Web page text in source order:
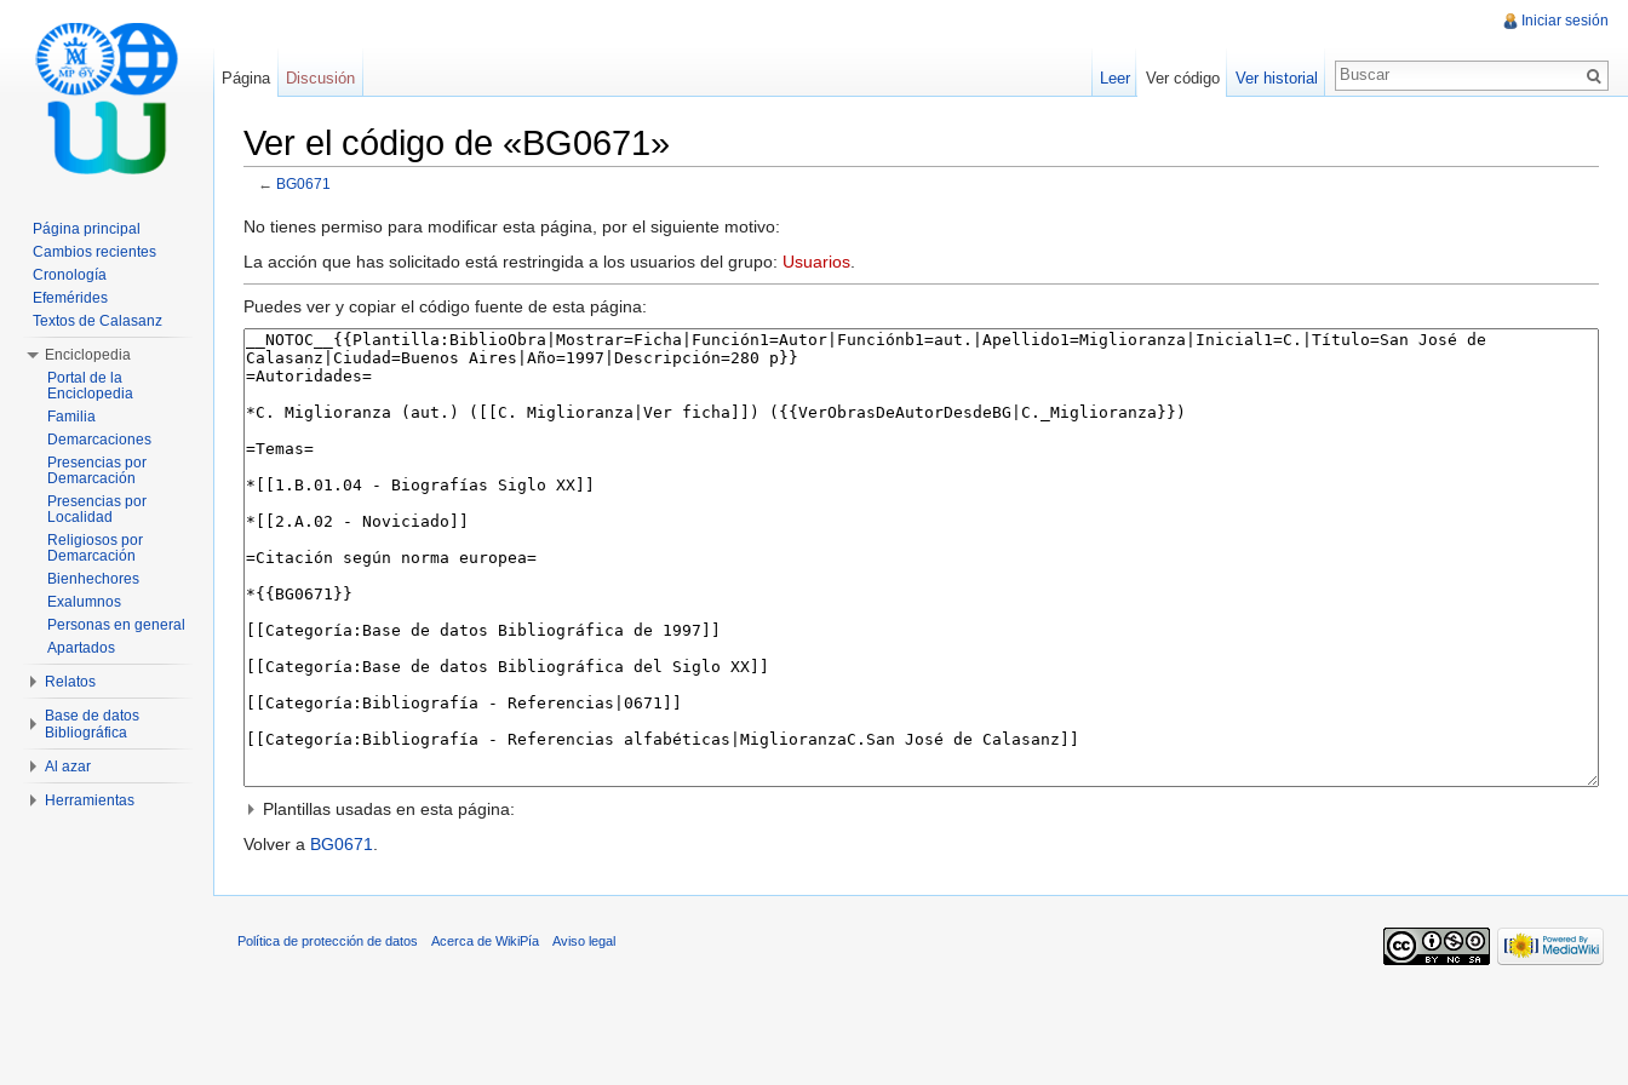
Ver el código de «BG0671»
← BG0671
No tienes permiso para modificar esta página, por el siguiente motivo:
La acción que has solicitado está restringida a los usuarios del grupo: Usuarios
Puedes ver y copiar el código fuente de esta página:
Plantillas usadas en esta página:
Volver a BG0671.
Iniciar sesión
Página Discusión Leer Ver código Ver historial
Página principal
Cambios recientes
Cronología
Efemérides
Textos de Calasanz
Enciclopedia
Portal de la
Enciclopedia
Familia
Demarcaciones
Presencias por
Demarcación
Presencias por
Localidad
Religiosos por
Demarcación
Bienhechores
Exalumnos
Personas en general
Apartados
Relatos
Base de datos
Bibliográfica
Al azar
Herramientas
Política de protección de datos Acerca de WikiPía Aviso legal